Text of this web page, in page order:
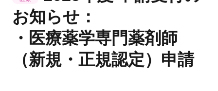
設立趣旨・活動概要
沿革・あゆみ
組織・名簿
委員会
規程・細則
情報公開
学会概要
開催予定のイベント一覧
年会
医療薬学公開シンポジウム
フレッシャーズ・カンファランス
臨床研究セミナー
薬物療法集中講義
学術誌・書籍
医療薬学
JPHCS（英文誌）
出版書籍
専門薬剤師制度
専門薬剤師制度トップ
お知らせ：
・医療薬学専門薬剤師
（新規・正規認定）申請